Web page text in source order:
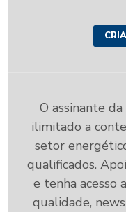
O assinante
ilimitado a
setor
qualificados.
e tenha acesso
qualidade,